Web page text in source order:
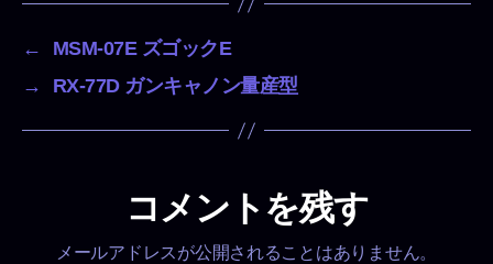
←
MSM-07E ズゴックE
→
RX-77D ガンキャノン量産型
コメントを残す
メールアドレスが公開されることはありません。